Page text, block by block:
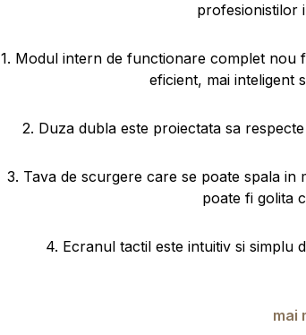
profesionistilor
1. Modul intern de functionare complet nou
eficient, mai inteligent
2. Duza dubla este proiectata sa
3. Tava de scurgere care se poate spala in
poate fi golita
4. Ecranul tactil este intuitiv si simplu
mai